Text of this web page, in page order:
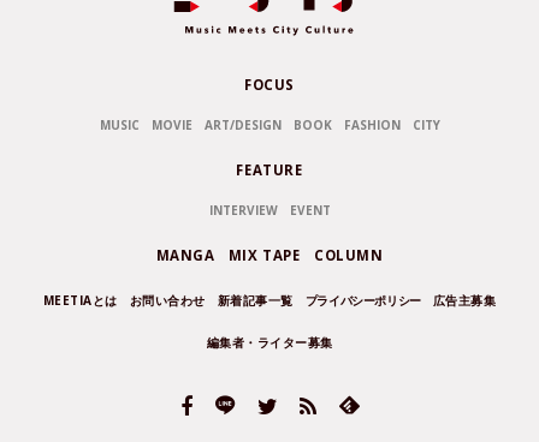
FOCUS
MUSIC MOVIE ART/DESIGN BOOK FASHION CITY
FEATURE
INTERVIEW EVENT
MANGA MIX TAPE COLUMN
MEETIAとは お問い合わせ 新着記事一覧 プライバシーポリシー 広告主募集
編集者・ライター募集